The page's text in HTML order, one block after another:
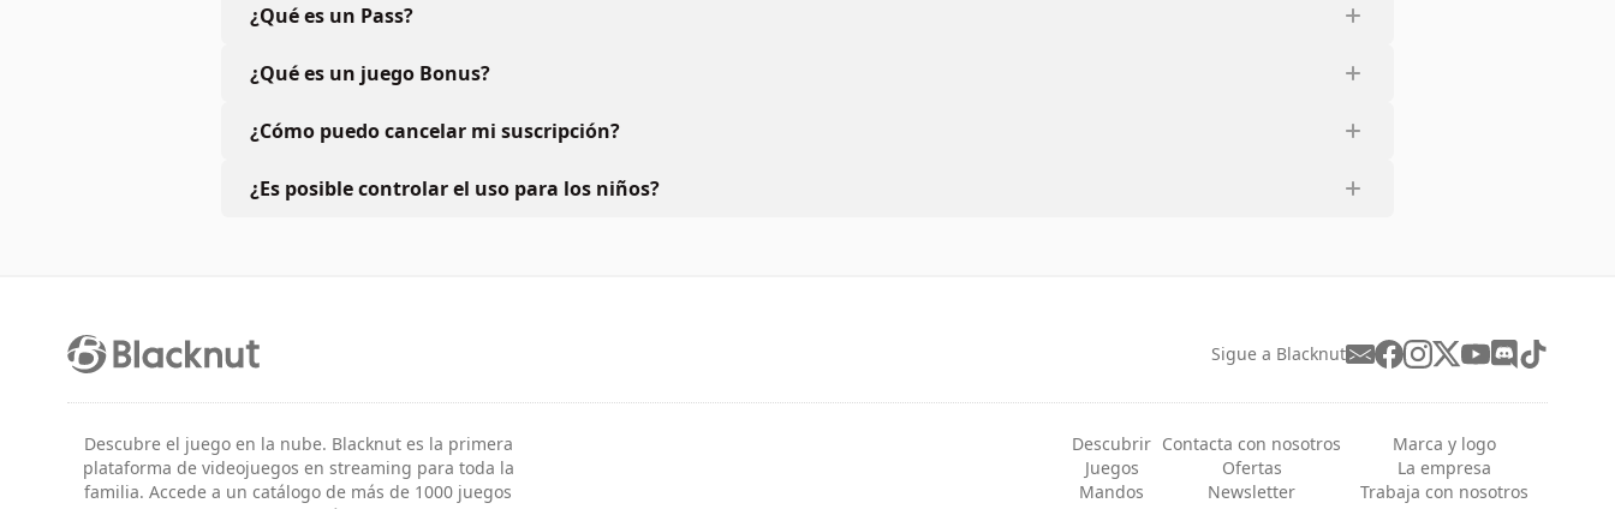
¿Qué es un Pass?
¿Qué es un juego Bonus?
¿Cómo puedo cancelar mi suscripción?
¿Es posible controlar el uso para los niños?
Sigue a Blacknut
Descubre el juego en la nube. Blacknut es la primera
plataforma de videojuegos en streaming para toda la
familia. Accede a un catálogo de más de 1000 juegos
Descubrir
Juegos
Mandos
Contacta con nosotros
Ofertas
Newsletter
Marca y logo
La empresa
Trabaja con nosotros